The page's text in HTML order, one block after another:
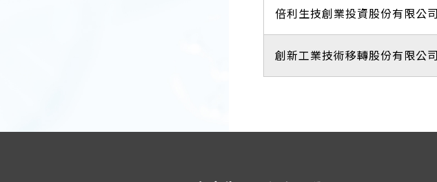
倍利生技創業投資股份有限公司
創新工業技術移轉股份有限公司